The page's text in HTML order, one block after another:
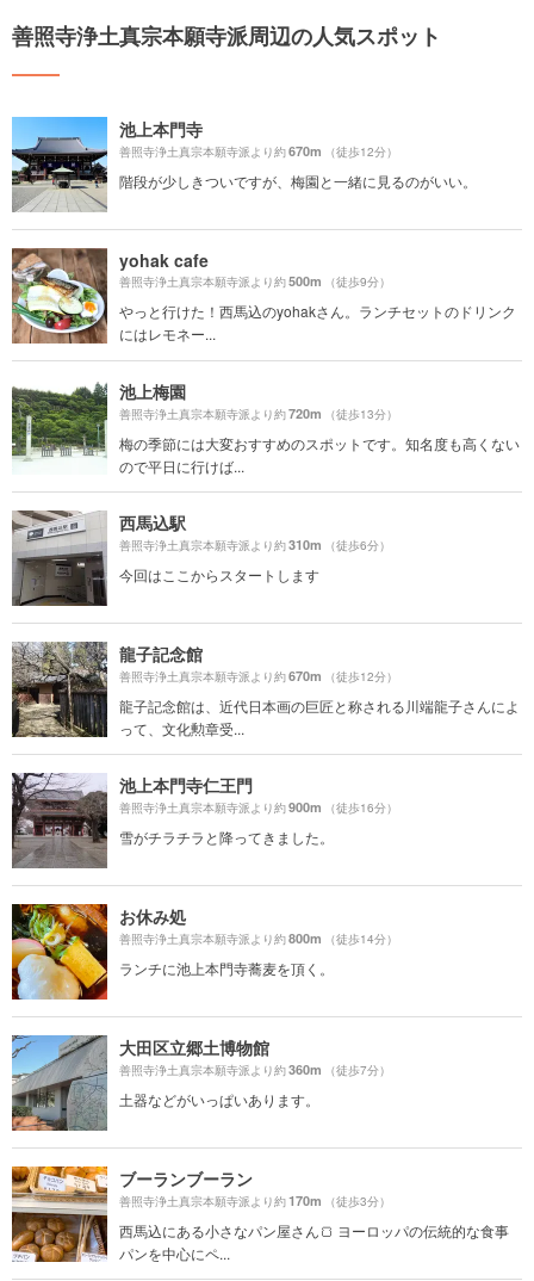
善照寺浄土真宗本願寺派周辺の人気スポット
池上本門寺
善照寺浄土真宗本願寺派より約670m （徒歩12分）
階段が少しきついですが、梅園と一緒に見るのがいい。
yohak cafe
善照寺浄土真宗本願寺派より約500m （徒歩9分）
やっと行けた！西馬込のyohakさん。ランチセットのドリンク
にはレモネー...
池上梅園
善照寺浄土真宗本願寺派より約720m （徒歩13分）
梅の季節には大変おすすめのスポットです。知名度も高くない
ので平日に行けば...
西馬込駅
善照寺浄土真宗本願寺派より約310m （徒歩6分）
今回はここからスタートします
龍子記念館
善照寺浄土真宗本願寺派より約670m （徒歩12分）
龍子記念館は、近代日本画の巨匠と称される川端龍子さんによ
って、文化勲章受...
池上本門寺仁王門
善照寺浄土真宗本願寺派より約900m （徒歩16分）
雪がチラチラと降ってきました。
お休み処
善照寺浄土真宗本願寺派より約800m （徒歩14分）
ランチに池上本門寺蕎麦を頂く。
大田区立郷土博物館
善照寺浄土真宗本願寺派より約360m （徒歩7分）
土器などがいっぱいあります。
ブーランブーラン
善照寺浄土真宗本願寺派より約170m （徒歩3分）
西馬込にある小さなパン屋さん🍞 ヨーロッパの伝統的な食事
パンを中心にペ...